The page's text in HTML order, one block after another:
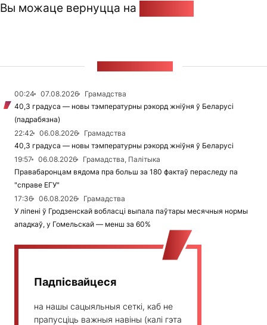
Вы можаце вернуцца на
00:24 07.08.2026
Грамадства
40,3 градуса — новы тэмпературны рэкорд жніўня ў Беларусі
(падрабязна)
22:42
06.08.2026
Грамадства
40,3 градуса — новы тэмпературны рэкорд жніўня ў Беларусі
19:57
06.08.2026
Грамадства, Палітыка
Правабаронцам вядома пра больш за 180 фактаў пераследу па
"справе ЕГУ"
17:36
06.08.2026
Грамадства
У ліпені ў Гродзенскай вобласці выпала паўтары месячныя нормы
ападкаў, у Гомельскай — менш за 60%
Падпісвайцеся
на нашы сацыяльныя сеткі, каб не
прапусціць важныя навіны (калі гэта